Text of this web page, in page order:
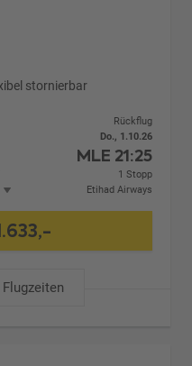
stornierbar
Rückflug
Do., 1.10.26
MLE 21:25
1 Stopp
Etihad Airways